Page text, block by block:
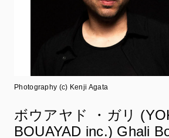
カサブランカは映画じゃない
ボウアヤド ・ガリ
BOUAYAD inc.) Ghali
Photography (c) Kenji Agata